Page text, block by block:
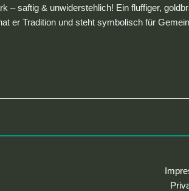
– saftig & unwiderstehlich! Ein fluffiger,
er Tradition und steht symbolisch für